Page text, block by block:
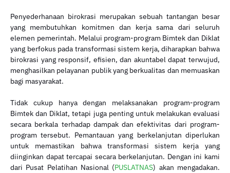
Penyederhanaan birokrasi merupakan sebuah tantangan besar
yang membutuhkan komitmen dan kerja sama dari seluruh
elemen pemerintah. Melalui program-program Bimtek dan Diklat
yang berfokus pada transformasi sistem kerja, diharapkan bahwa
birokrasi yang responsif, efisien, dan akuntabel dapat terwujud,
menghasilkan pelayanan publik yang berkualitas dan memuaskan
bagi masyarakat.
Tidak cukup hanya dengan melaksanakan program-program
Bimtek dan Diklat, tetapi juga penting untuk melakukan evaluasi
secara berkala terhadap dampak dan efektivitas dari program-
program tersebut. Pemantauan yang berkelanjutan diperlukan
untuk memastikan bahwa transformasi sistem kerja yang
diinginkan dapat tercapai secara berkelanjutan. Dengan ini kami
dari Pusat Pelatihan Nasional (PUSLATNAS) akan mengadakan.